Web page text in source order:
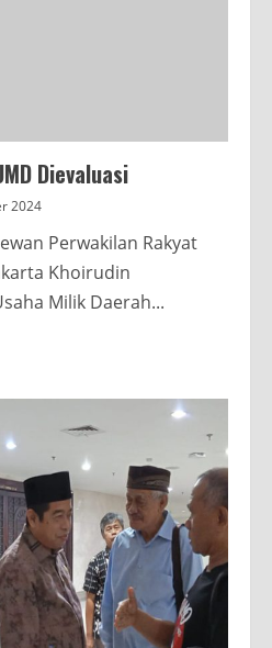
Dievaluasi
2024
Perwakilan Rakyat
Khoirudin
Milik Daerah...